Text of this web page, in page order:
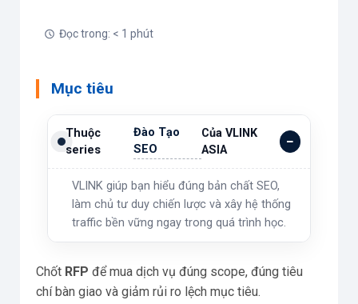
Đọc trong: < 1 phút
Mục tiêu
Thuộc
series
Đào Tạo
SEO
Của VLINK
ASIA
VLINK giúp bạn hiểu đúng bản chất SEO,
làm chủ tư duy chiến lược và xây hệ thống
traffic bền vững ngay trong quá trình học.
Chốt RFP để mua dịch vụ đúng scope, đúng tiêu
chí bàn giao và giảm rủi ro lệch mục tiêu.